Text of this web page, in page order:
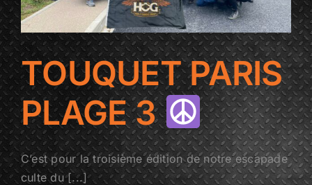
TOUQUET PARIS
PLAGE 3
C’est pour la troisième édition de notre escapade
culte du [...]